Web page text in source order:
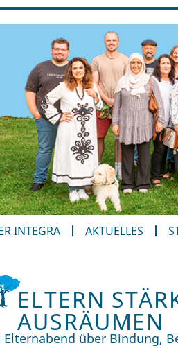
INTEGRA AKTUELLES
ELTERN
AUSRÄUMEN
Elternabend über Bindung,